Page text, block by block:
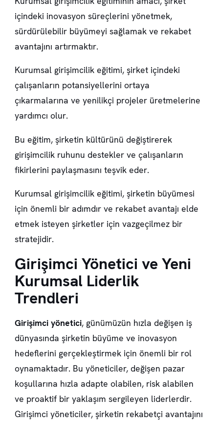
içindeki inovasyon süreçlerini yönetmek,
sürdürülebilir büyümeyi sağlamak ve rekabet
avantajını artırmaktır.
Kurumsal girişimcilik eğitimi, şirket içindeki
çalışanların potansiyellerini ortaya
çıkarmalarına ve yenilikçi projeler üretmelerine
yardımcı olur.
Bu eğitim, şirketin kültürünü değiştirerek
girişimcilik ruhunu destekler ve çalışanların
fikirlerini paylaşmasını teşvik eder.
Kurumsal girişimcilik eğitimi, şirketin büyümesi
için önemli bir adımdır ve rekabet avantajı elde
etmek isteyen şirketler için vazgeçilmez bir
stratejidir.
Girişimci Yönetici ve Yeni
Kurumsal Liderlik
Trendleri
Girişimci yönetici, günümüzün hızla değişen iş
dünyasında şirketin büyüme ve inovasyon
hedeflerini gerçekleştirmek için önemli bir rol
oynamaktadır. Bu yöneticiler, değişen pazar
koşullarına hızla adapte olabilen, risk alabilen
ve proaktif bir yaklaşım sergileyen liderlerdir.
Girişimci yöneticiler, şirketin rekabetçi avantajını